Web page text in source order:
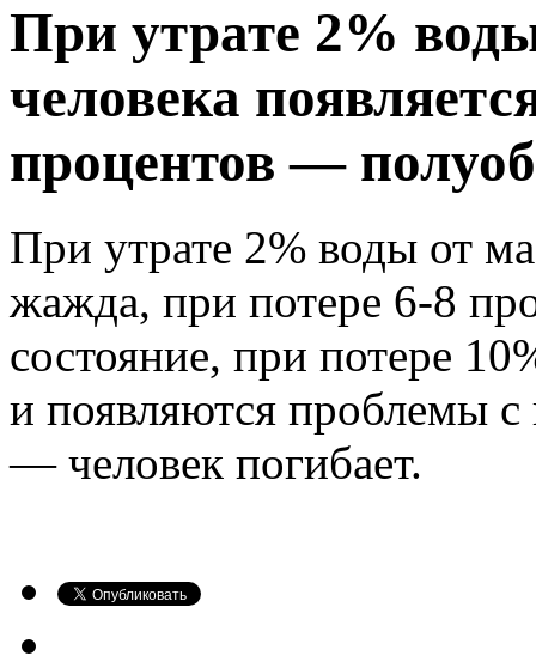
При утрате 2%
человека
процентов —
При утрате 2% воды от
жажда, при потере 6-8
состояние, при потере
и появляются проблемы с
— человек погибает.